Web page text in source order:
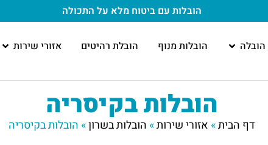
הובלות עם ביטוח מלא על התכולה
הובלה הובלות מנוף הובלת רהיטים אזורי שירות
הובלות בקיסריה
דף הבית» אזורי שירות» הובלות בשרון» הובלות בקיסריה